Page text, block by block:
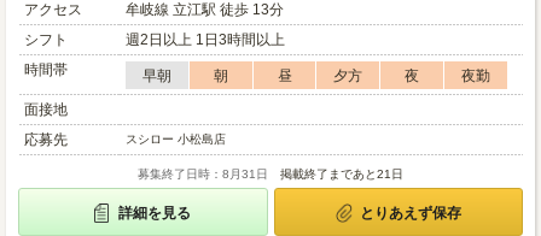
アクセス
牟岐線 立江駅 徒歩 13分
シフト
週2日以上 1日3時間以上
時間帯
早朝 朝 昼 夕方 夜
夜勤
面接地
応募先
スシロー 小松島店
募集終了日時：8月31日 掲載終了まであと21日
詳細を見る とりあえず保存